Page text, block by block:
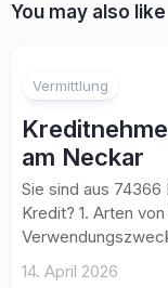
You may also like
Vermittlung
am Neckar
Sie sind aus
Kredit? 1. Arten
14. April 2026